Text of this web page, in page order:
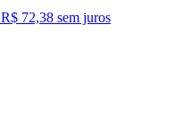
R$ 72,38 sem juros